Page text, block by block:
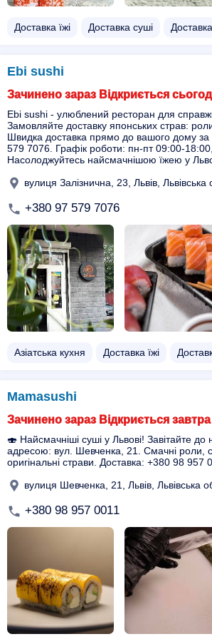
Доставка їжі Доставка суші
Ebi sushi
Зачинено зараз Відкриється
Ebi sushi - улюблений ресторан для
Замовляйте доставку японських страв:
Швидка доставка прямо до вашого дому
579 7076. Графік роботи: пн-пт 09:00-
Насолоджуйтесь найсмачнішою їжею у
вулиця Залізнична, 23, Львів,
+380 97 579 7076
Азіатська кухня Доставка їжі
Mamasushi
Зачинено зараз Відкриється
🍣 Найсмачніші суші у Львові! Завітайте
адресою: вул. Шевченка, 21. Смачні роли,
оригінальні страви. Доставка: +380 98 957
вулиця Шевченка, 21, Львів, Львівська
+380 98 957 0011